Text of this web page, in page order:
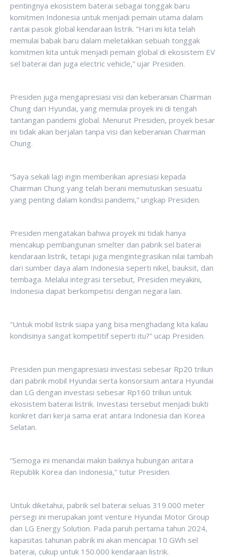
pentingnya ekosistem baterai sebagai tonggak baru
komitmen Indonesia untuk menjadi pemain utama dalam
rantai pasok global kendaraan listrik. “Hari ini kita telah
memulai babak baru dalam meletakkan sebuah tonggak
komitmen kita untuk menjadi pemain global di ekosistem EV
sel baterai dan juga electric vehicle,” ujar Presiden.
Presiden juga mengapresiasi visi dan keberanian Chairman
Chung dari Hyundai, yang memulai proyek ini di tengah
tantangan pandemi global. Menurut Presiden, proyek besar
ini tidak akan berjalan tanpa visi dan keberanian Chairman
Chung.
“Saya sekali lagi ingin memberikan apresiasi kepada
Chairman Chung yang telah berani memutuskan sesuatu
yang penting dalam kondisi pandemi,” ungkap Presiden.
Presiden mengatakan bahwa proyek ini tidak hanya
mencakup pembangunan smelter dan pabrik sel baterai
kendaraan listrik, tetapi juga mengintegrasikan nilai tambah
dari sumber daya alam Indonesia seperti nikel, bauksit, dan
tembaga. Melalui integrasi tersebut, Presiden meyakini,
Indonesia dapat berkompetisi dengan negara lain.
“Untuk mobil listrik siapa yang bisa menghadang kita kalau
kondisinya sangat kompetitif seperti itu?” ucap Presiden.
Presiden pun mengapresiasi investasi sebesar Rp20 triliun
dari pabrik mobil Hyundai serta konsorsium antara Hyundai
dan LG dengan investasi sebesar Rp160 triliun untuk
ekosistem baterai listrik. Investasi tersebut menjadi bukti
konkret dari kerja sama erat antara Indonesia dan Korea
Selatan.
“Semoga ini menandai makin baiknya hubungan antara
Republik Korea dan Indonesia,” tutur Presiden.
Untuk diketahui, pabrik sel baterai seluas 319.000 meter
persegi ini merupakan joint venture Hyundai Motor Group
dan LG Energy Solution. Pada paruh pertama tahun 2024,
kapasitas tahunan pabrik ini akan mencapai 10 GWh sel
baterai, cukup untuk 150.000 kendaraan listrik.